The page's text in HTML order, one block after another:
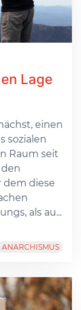
Lage
einen
sozialen
Raum seit
den
dem diese
als au...
ANARCHISMUS